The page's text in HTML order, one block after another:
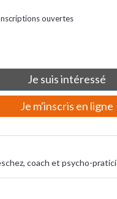
ouvertes
Je suis intéressé
Je m'inscris en ligne
coach et psycho-